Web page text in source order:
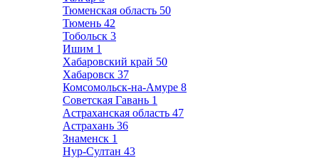
Тюменская область 50
Тюмень 42
Тобольск 3
Ишим 1
Хабаровский край 50
Хабаровск 37
Комсомольск-на-Амуре 8
Советская Гавань 1
Астраханская область 47
Астрахань 36
Знаменск 1
Нур-Султан 43